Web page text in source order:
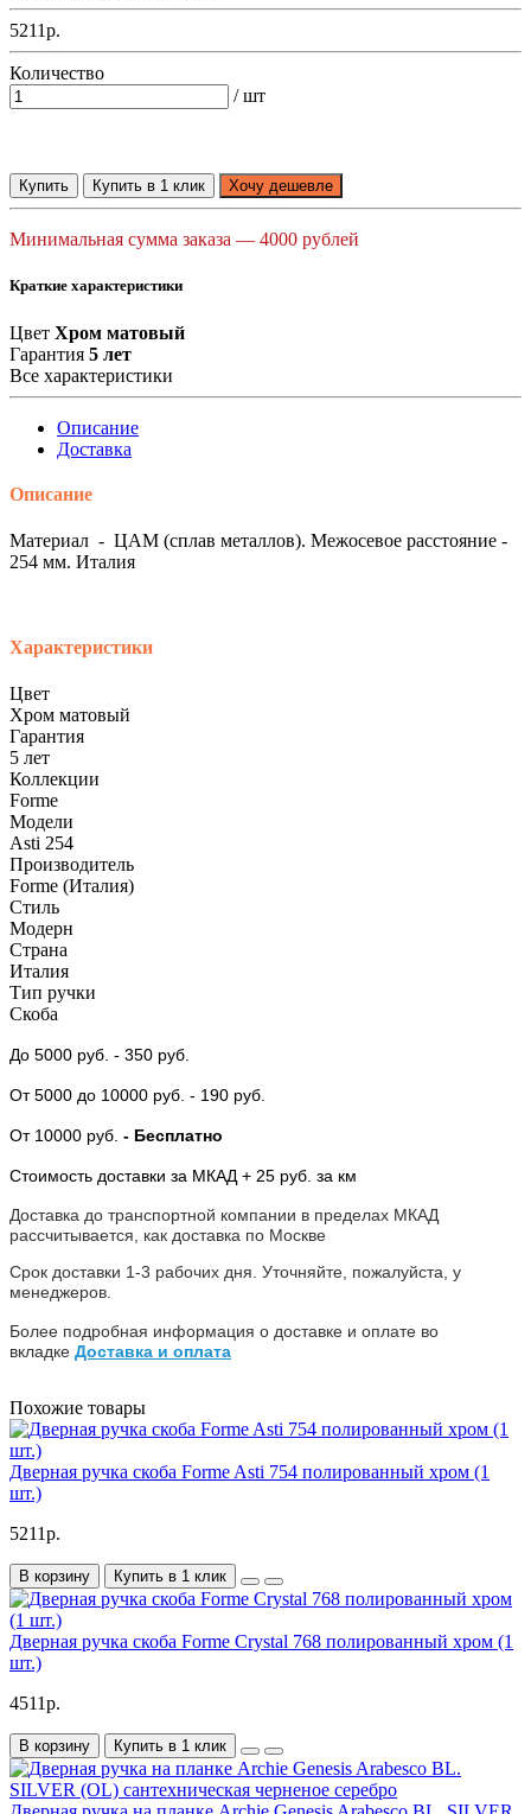
5211р.
Количество
/ шт
Купить Купить в 1 клик Хочу дешевле
Минимальная сумма заказа — 4000 рублей
Краткие характеристики
Цвет Хром матовый
Гарантия 5 лет
Все характеристики
Описание
Доставка
Описание
Материал - ЦАМ (сплав металлов). Межосевое расстояние -
254 мм. Италия
Характеристики
Цвет
Хром матовый
Гарантия
5 лет
Коллекции
Forme
Модели
Asti 254
Производитель
Forme (Италия)
Стиль
Модерн
Страна
Италия
Тип ручки
Скоба
До 5000 руб. - 350 руб.
От 5000 до 10000 руб. - 190 руб.
От 10000 руб. - Бесплатно
Стоимость доставки за МКАД + 25 руб. за км
Доставка до транспортной компании в пределах МКАД
рассчитывается, как доставка по Москве
Срок доставки 1-3 рабочих дня. Уточняйте, пожалуйста, у
менеджеров.
Более подробная информация о доставке и оплате во
вкладке Доставка и оплата
Похожие товары
Дверная ручка скоба Forme Asti 754 полированный хром (1
шт.)
5211р.
В корзину Купить в 1 клик
Дверная ручка скоба Forme Crystal 768 полированный хром (1
шт.)
4511р.
В корзину Купить в 1 клик